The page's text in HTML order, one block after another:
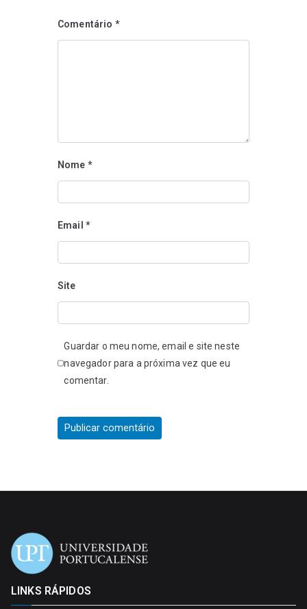
Comentário *
Nome *
Email *
Site
Guardar o meu nome, email e site neste
navegador para a próxima vez que eu
comentar.
LINKS RÁPIDOS